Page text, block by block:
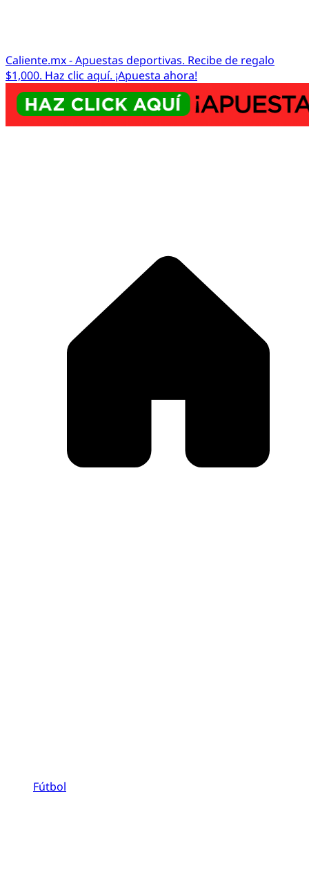
Caliente.mx - Apuestas deportivas. Recibe de regalo
$1,000. Haz clic aquí. ¡Apuesta ahora!
Fútbol